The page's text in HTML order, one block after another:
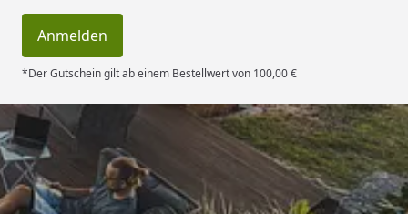
Anmelden
*Der Gutschein gilt ab einem Bestellwert von 100,00 €
Trusted Shops